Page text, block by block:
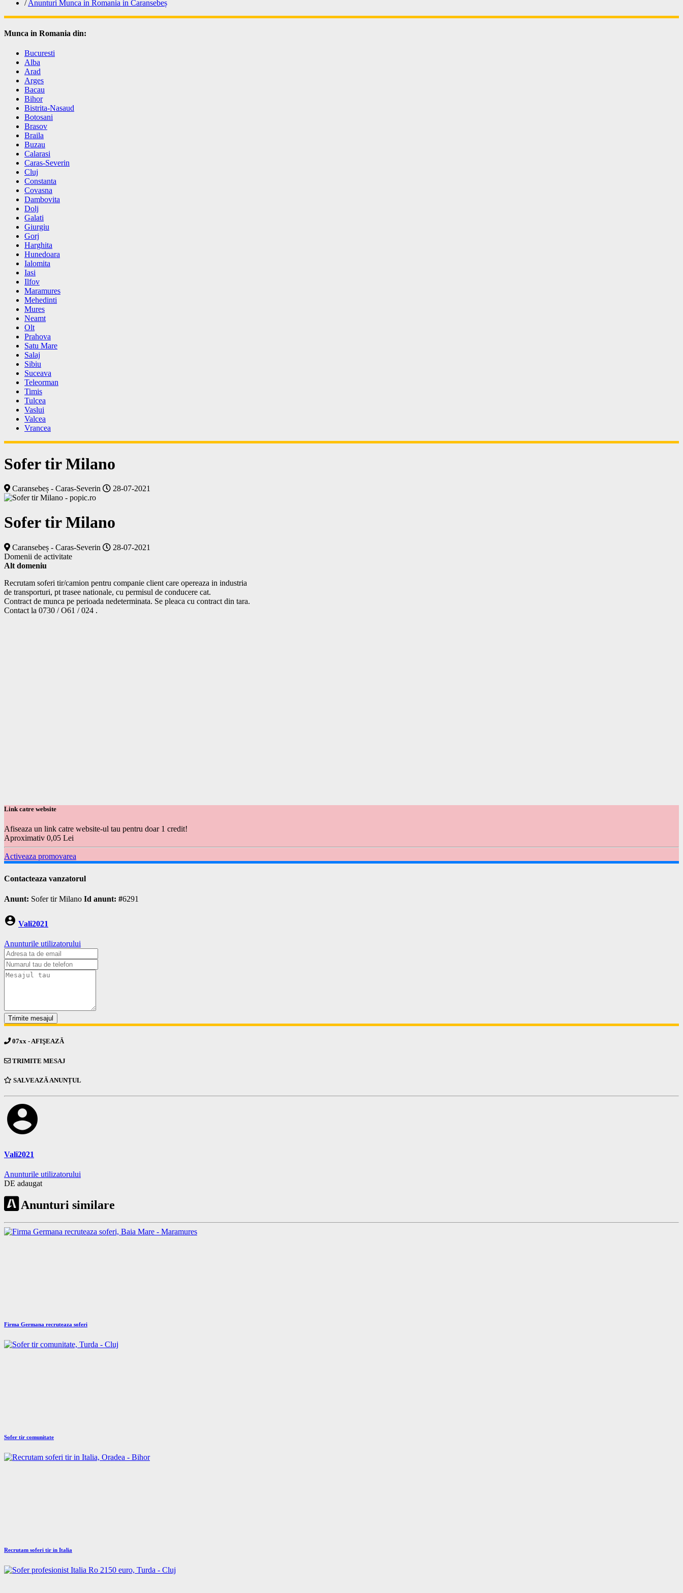
/Anunturi Munca in Romania in Caransebeș
Munca in Romania din:
Bucuresti
Alba
Arad
Arges
Bacau
Bihor
Bistrita-Nasaud
Botosani
Brasov
Braila
Buzau
Calarasi
Caras-Severin
Cluj
Constanta
Covasna
Dambovita
Dolj
Galati
Giurgiu
Gorj
Harghita
Hunedoara
Ialomita
Iasi
Ilfov
Maramures
Mehedinti
Mures
Neamt
Olt
Prahova
Satu Mare
Salaj
Sibiu
Suceava
Teleorman
Timis
Tulcea
Vaslui
Valcea
Vrancea
Sofer tir Milano
Caransebeș - Caras-Severin 28-07-2021
Sofer tir Milano
Caransebeș - Caras-Severin
28-07-2021
Domenii de activitate
Alt domeniu
Recrutam soferi tir/camion pentru companie client care opereaza in industria
de transporturi, pt trasee nationale, cu permisul de conducere cat.
Contract de munca pe perioada nedeterminata. Se pleaca cu contract din tara.
Link catre website
Afiseaza un link catre website-ul tau pentru doar 1 credit!
Aproximativ 0,05 Lei
Activeaza promovarea
Contacteaza vanzatorul
Anunt: Sofer tir Milano Id anunt: #6291
account_circle Vali2021
Anunturile utilizatorului
Trimite mesajul
07xx - AFIŞEAZĂ
TRIMITE MESAJ
SALVEAZĂ ANUNȚUL
account_circle
Vali2021
Anunturile utilizatorului
DE adaugat
Anunturi similare
Firma Germana recruteaza soferi
Sofer tir comunitate
Recrutam soferi tir in Italia